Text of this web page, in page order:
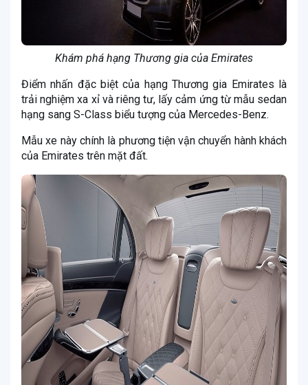
Khám phá hạng Thương gia của Emirates
Điểm nhấn đặc biệt của hạng Thương gia Emirates là
trải nghiệm xa xỉ và riêng tư, lấy cảm ứng từ mẫu sedan
hạng sang S-Class biểu tượng của Mercedes-Benz.
Mẫu xe này chính là phương tiện vận chuyển hành khách
của Emirates trên mặt đất.